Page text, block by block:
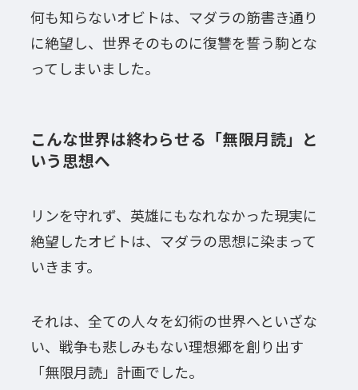
何も知らないオビトは、マダラの筋書き通り
に絶望し、世界そのものに復讐を誓う駒とな
ってしまいました。
こんな世界は終わらせる「無限月読」と
いう思想へ
リンを守れず、英雄にもなれなかった現実に
絶望したオビトは、マダラの思想に染まって
いきます。
それは、全ての人々を幻術の世界へといざな
い、戦争も悲しみもない理想郷を創り出す
「無限月読」計画でした。